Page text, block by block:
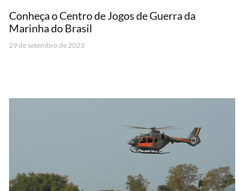
Conheça o Centro de Jogos de Guerra da
Marinha do Brasil
29 de setembro de 2023